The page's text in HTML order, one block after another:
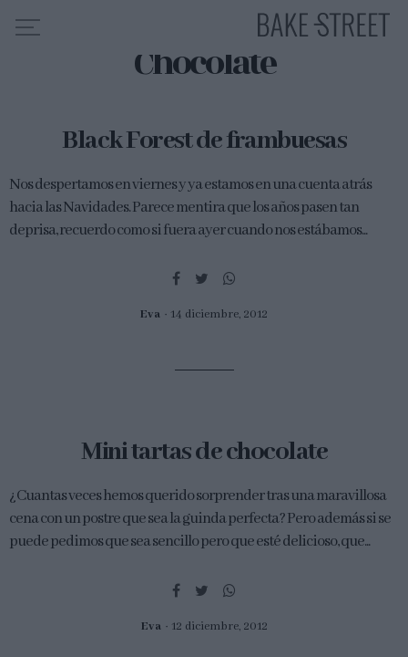
INDICE DE RECETAS
SOBRE MÍ
MIS CURSOS
Chocolate
Black Forest de frambuesas
Nos despertamos en viernes y ya estamos en una cuenta atrás
hacia las Navidades. Parece mentira que los años pasen tan
deprisa, recuerdo como si fuera ayer cuando nos estábamos...
Eva 14 diciembre, 2012
Mini tartas de chocolate
¿Cuantas veces hemos querido sorprender tras una maravillosa
cena con un postre que sea la guinda perfecta? Pero además si se
puede pedimos que sea sencillo pero que esté delicioso, que...
Eva 12 diciembre, 2012